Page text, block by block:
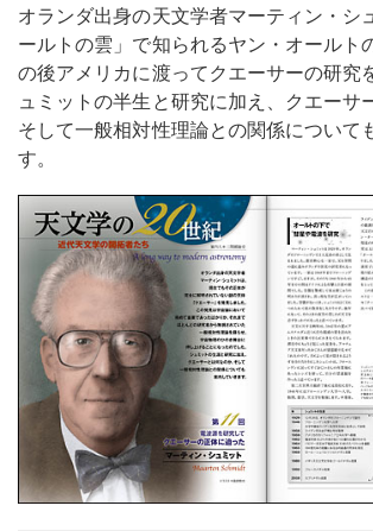
オランダ出身の天文学者マーティン・シ
ールトの雲」で知られるヤン・オールト
の後アメリカに渡ってクエーサーの研究
ュミットの半生と研究に加え、クエーサ
そして一般相対性理論との関係について
す。